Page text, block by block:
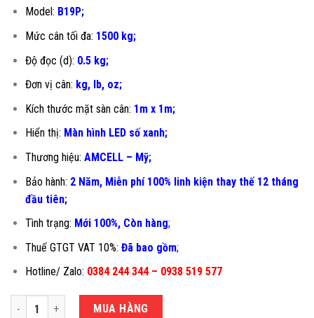
Model: B19P;
Mức cân tối đa: 1500 kg;
Độ đọc (d): 0.5 kg;
Đơn vị cân: kg, lb, oz;
Kích thước mặt sàn cân: 1m x 1m;
Hiển thị: Màn hình LED số xanh;
Thương hiệu: AMCELL – Mỹ;
Bảo hành: 2 Năm, Miễn phí 100% linh kiện thay thế 12 tháng
đầu tiên;
Tình trạng: Mới 100%, Còn hàng;
Thuế GTGT VAT 10%: Đã bao gồm;
Hotline/ Zalo: 0384 244 344 – 0938 519 577
CÂN SÀN ĐIỆN TỬ 1.5 TẤN B19P-1X1M số lượng
MUA HÀNG